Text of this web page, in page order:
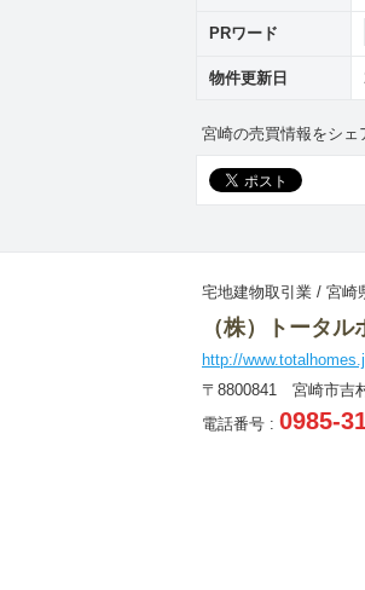
PRワード
物件更新日
宮崎の売買情報をシェ
宅地建物取引業 / 宮崎
（株）トータル
http://
〒8800841 宮崎市吉
電話番号 : 0985-